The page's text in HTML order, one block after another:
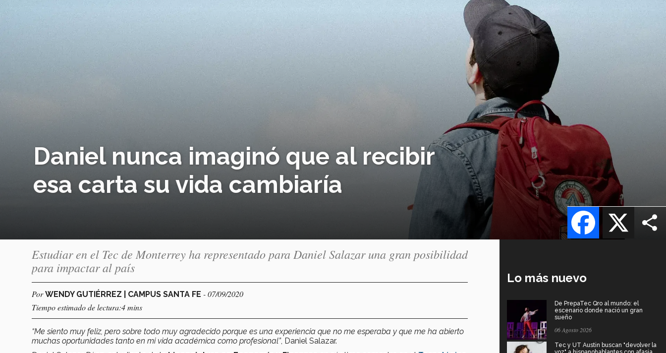
Daniel nunca imaginó que al recibir
esa carta su vida cambiaría
X
Facebook
Estudiar en el Tec de Monterrey ha representado para Daniel Salazar una gran posibilidad
para impactar al país
PorWENDY GUTIÉRREZ | CAMPUS SANTA FE - 07/09/2020
Tiempo estimado de lectura:4 mins
“Me siento muy feliz, pero sobre todo muy agradecido porque es una experiencia que no me esperaba y que me ha abierto
muchas oportunidades tanto en mi vida académica como profesional”, Daniel Salazar.
Lo más nuevo
De PrepaTec Qro al mundo: el
escenario donde nació un gran
sueño
06 Agosto 2026
Tec y UT Austin buscan "devolver la